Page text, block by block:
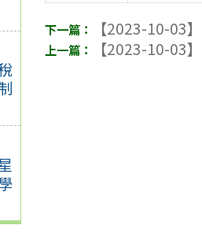
【2023-10-03】
【2023-10-03】